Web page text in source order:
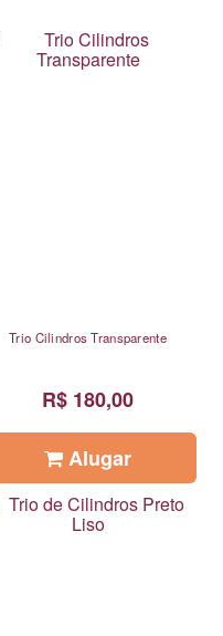
Trio Cilindros Transparente
R$ 180,00
Alugar